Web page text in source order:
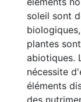
soleil sont
plantes
abiotiques.
nécessite
éléments
des